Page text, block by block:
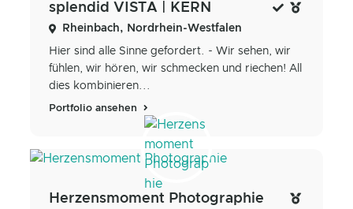
splendid VISTA | KERN
Rheinbach, Nordrhein-Westfalen
Hier sind alle Sinne gefordert. - Wir sehen, wir
fühlen, wir hören, wir schmecken und riechen! All
dies kombinieren...
Portfolio ansehen
Herzensmoment Photographie